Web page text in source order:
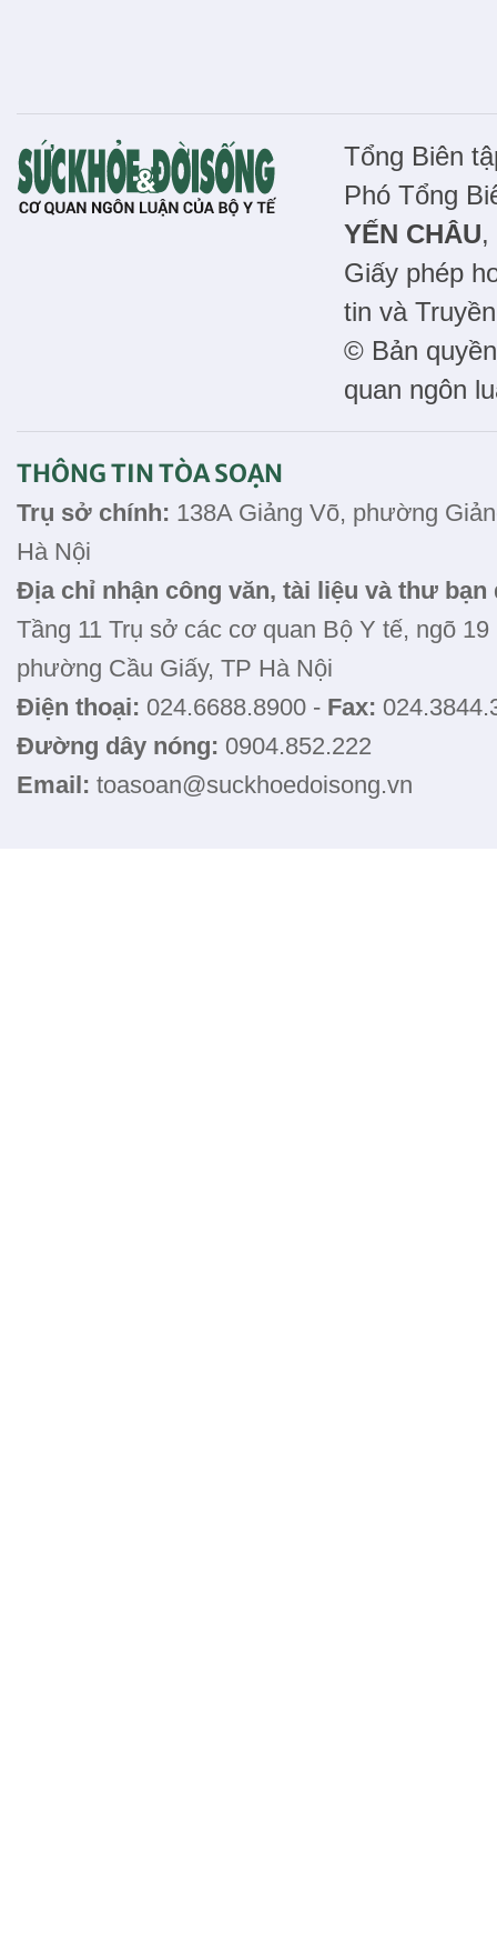
Tổng Biên
Phó Tổng
YẾN CHÂU,
Giấy phép
tin và
© Bản
quan ngôn
THÔNG TIN TÒA SOẠN
Trụ sở chính: 138A Giảng Võ, phường
Hà Nội
Địa chỉ nhận công văn, tài liệu và thư bạn
Tầng 11 Trụ sở các cơ quan Bộ Y tế, ngõ 19
phường Cầu Giấy, TP Hà Nội
Điện thoại: 024.6688.8900 - Fax:
Đường dây nóng: 0904.852.222
Email: toasoan@suckhoedoisong.vn